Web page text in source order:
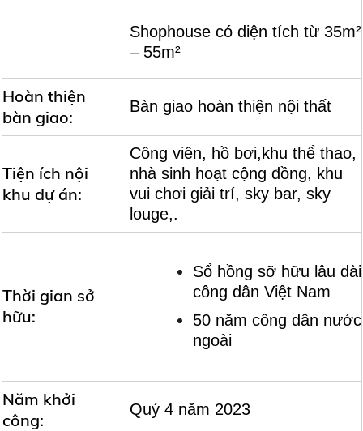
Shophouse có diện tích từ 35m²
– 55m²
Hoàn thiện
bàn giao:
Bàn giao hoàn thiện nội thất
Tiện ích nội
khu dự án:
Công viên, hồ bơi,khu thể thao,
nhà sinh hoạt cộng đồng, khu
vui chơi giải trí, sky bar, sky
louge,.
Thời gian sở
hữu:
Sổ hồng sỡ hữu lâu dài
công dân Việt Nam
50 năm công dân nước
ngoài
Năm khởi
công:
Quý 4 năm 2023